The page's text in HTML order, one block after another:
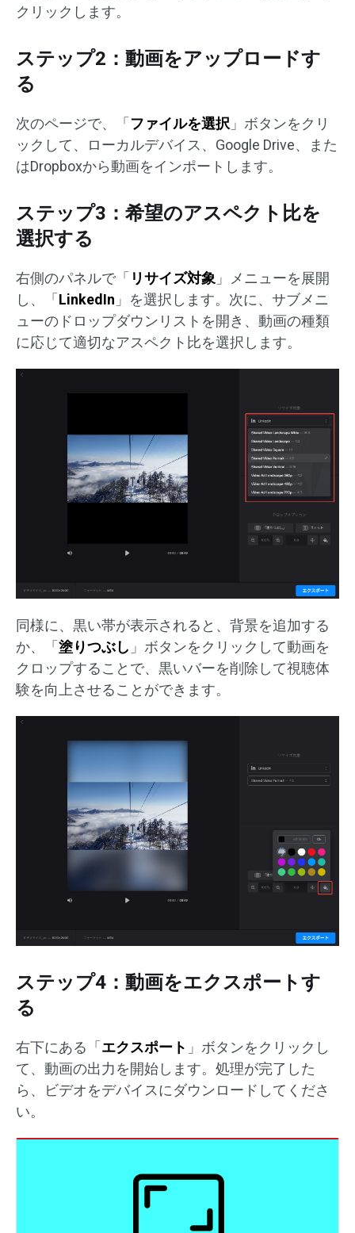
クリックします。
ステップ2：動画をアップロードす
る
次のページで、「 ファイルを選択」ボタンをクリ
ックして、ローカルデバイス、Google Drive、また
はDropboxから動画をインポートします。
ステップ3：希望のアスペクト比を
選択する
右側のパネルで「 リサイズ対象 」メニューを展開
し、「 LinkedIn 」を選択します。次に、サブメニ
ューのドロップダウンリストを開き、動画の種類
に応じて適切なアスペクト比を選択します。
同様に、黒い帯が表示されると、背景を追加する
か、「 塗りつぶし 」ボタンをクリックして動画を
クロップすることで、黒いバーを削除して視聴体
験を向上させることができます。
ステップ4：動画をエクスポートす
る
右下にある「 エクスポート 」ボタンをクリックし
て、動画の出力を開始します。処理が完了した
ら、ビデオをデバイスにダウンロードしてくださ
い。